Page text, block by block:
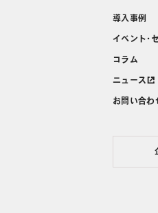
導入事例
イベント・
コラム
ニュース
お問い合わ